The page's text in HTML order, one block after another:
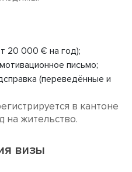
20 000 € на год);
письмо;
(переведённые и
в кантоне
на жительство.
визы